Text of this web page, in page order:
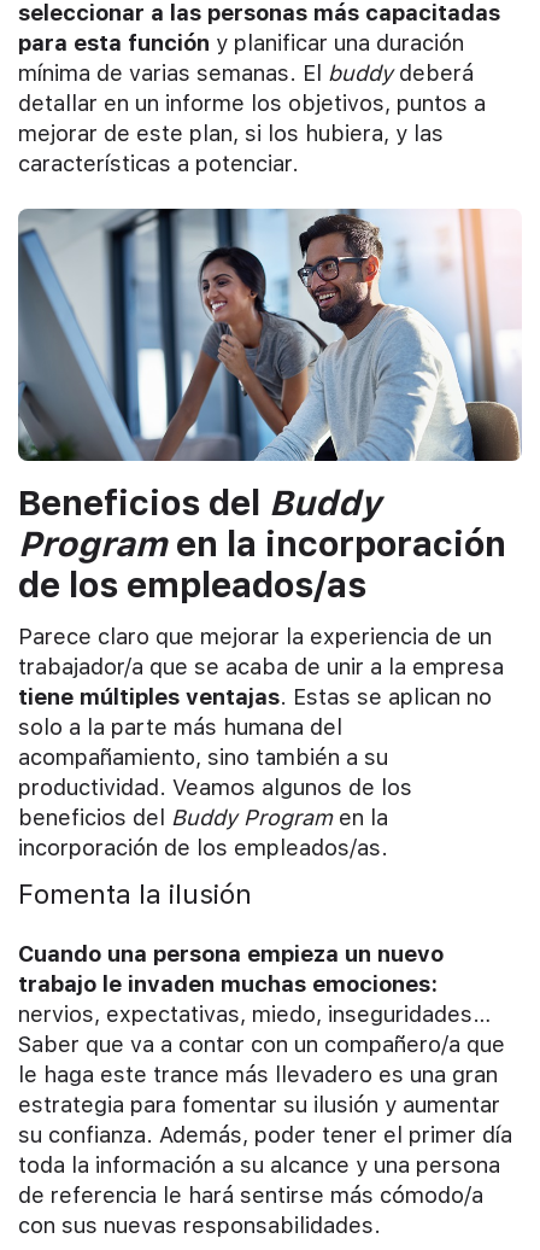
seleccionar a las personas más capacitadas
para esta función y planificar una duración
mínima de varias semanas. El buddydeberá
detallar en un informe los objetivos, puntos a
mejorar de este plan, si los hubiera, y las
características a potenciar.
Beneficios del Buddy
Programen la incorporación
de los empleados/as
Parece claro que mejorar la experiencia de un
trabajador/a que se acaba de unir a la empresa
tiene múltiples ventajas. Estas se aplican no
solo a la parte más humana del
acompañamiento, sino también a su
productividad. Veamos algunos de los
beneficios del Buddy Programen la
incorporación de los empleados/as.
Fomenta la ilusión
Cuando una persona empieza un nuevo
trabajo le invaden muchas emociones:
nervios, expectativas, miedo, inseguridades…
Saber que va a contar con un compañero/a que
le haga este trance más llevadero es una gran
estrategia para fomentar su ilusión y aumentar
su confianza. Además, poder tener el primer día
toda la información a su alcance y una persona
de referencia le hará sentirse más cómodo/a
con sus nuevas responsabilidades.